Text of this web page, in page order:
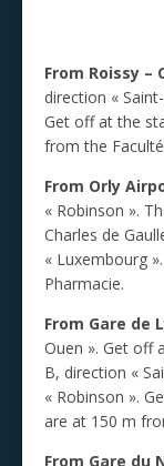
From Roissy –
direction «
Get off at the
from the
From Orly
« Robinson ».
Charles de
« Luxembourg
Pharmacie.
From Gare de
Ouen ». Get off
B, direction «
« Robinson ».
are at 150 m
From Gare du